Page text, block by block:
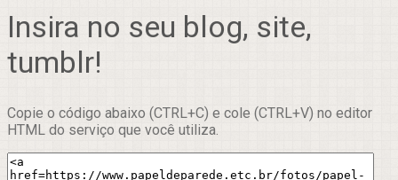
Insira no seu blog, site,
tumblr!
Copie o código abaixo (CTRL+C) e cole (CTRL+V) no editor
HTML do serviço que você utiliza.